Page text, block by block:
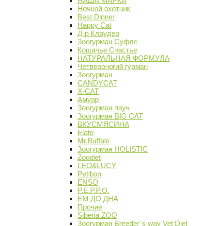
Ночной охотник
Best Dinner
Happy Cat
Д-р Клаудер
Зоогурман Суфле
Кошачье Счастье
НАТУРАЛЬНАЯ ФОРМУЛА
Четвероногий гурман
Зоогурман
CANDYCAT
X-CAT
Амурр
Зоогурман пауч
Зоогурман BIG CAT
ВКУСМЯСИНА
Elato
Mr.Buffalo
Зоогурман HOLISTIC
Zoodiet
LEO&LUCY
Petibon
ENSO
P.E.P.P.O.
ЕМ ДО ДНА
Прочие
Siberia ZOO
Зоогурман Breeder`s way Vet Diet